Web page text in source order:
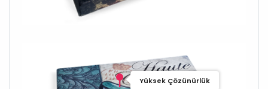
Yüksek Çözünürlük